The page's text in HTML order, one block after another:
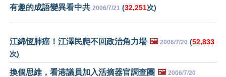
有趣的成語變異看中共 2006/7/21 (32,251次)
江綿恆肺癌！江澤民爬不回政治角力場 🖼️ 2006/7/20 (52,833
次)
換個思維，看港議員加入活摘器官調查團 🖼️ 2006/7/20